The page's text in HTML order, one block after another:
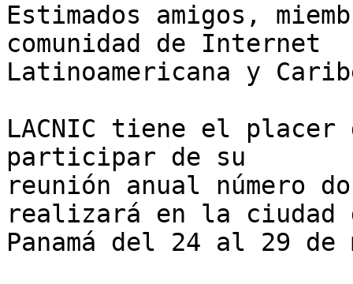
Estimados amigos,
comunidad de Internet
Latinoamericana y
LACNIC tiene el
participar de su
reunión anual número
realizará en la ciudad
Panamá del 24 al 29 de